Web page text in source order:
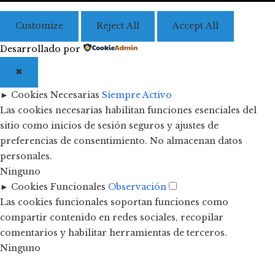
Customize Reject All Accept All
Desarrollado por
✖
► Cookies Necesarias Siempre Activo
Las cookies necesarias habilitan funciones esenciales del
sitio como inicios de sesión seguros y ajustes de
preferencias de consentimiento. No almacenan datos
personales.
Ninguno
► Cookies Funcionales Observación
Las cookies funcionales soportan funciones como
compartir contenido en redes sociales, recopilar
comentarios y habilitar herramientas de terceros.
Ninguno